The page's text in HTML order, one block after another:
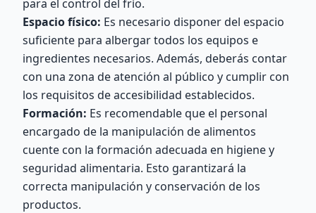
para el control del frío.
Espacio físico: Es necesario disponer del espacio
suficiente para albergar todos los equipos e
ingredientes necesarios. Además, deberás contar
con una zona de atención al público y cumplir con
los requisitos de accesibilidad establecidos.
Formación: Es recomendable que el personal
encargado de la manipulación de alimentos
cuente con la formación adecuada en higiene y
seguridad alimentaria. Esto garantizará la
correcta manipulación y conservación de los
productos.